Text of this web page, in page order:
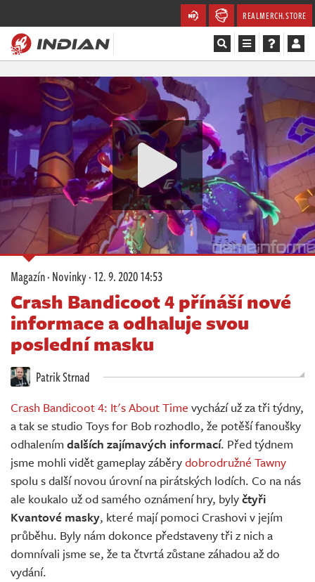
REALMERCH.STORE
Magazín
Recenze
Videa
Soutěže
Databáze
Komunita
Redakce
Živě
Magazín·Novinky·12. 9. 2020 14:53
Crash Bandicoot 4 přínáší nové
informace a odhaluje svou
poslední masku
Patrik Strnad
Crash Bandicoot 4: It's About Time vychází už za tři týdny,
a tak se studio Toys for Bob rozhodlo, že potěší fanoušky
odhalením dalších zajímavých informací. Před týdnem
jsme mohli vidět gameplay záběrydobrodružné Tawny
spolu s další novou úrovní na pirátských lodích. Co na nás
ale koukalo už od samého oznámení hry, bylyčtyři
Kvantové masky, které mají pomoci Crashovi v jejím
průběhu. Byly nám dokonce představeny tři z nich a
domnívali jsme se, že ta čtvrtá zůstane záhadou až do
vydání.